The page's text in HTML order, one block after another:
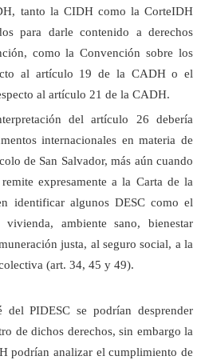
tanto la CIDH como la CorteIDH
para darle contenido a derechos
como la Convención sobre los
al artículo 19 de la CADH o el
al artículo 21 de la CADH.
del artículo 26 debería
internacionales en materia de
de San Salvador, más aún cuando
expresamente a la Carta de la
identificar algunos DESC como el
ambiente sano, bienestar
justa, al seguro social, a la
(art. 34, 45 y 49).
PIDESC se podrían desprender
de dichos derechos, sin embargo la
podrían analizar el cumplimiento de